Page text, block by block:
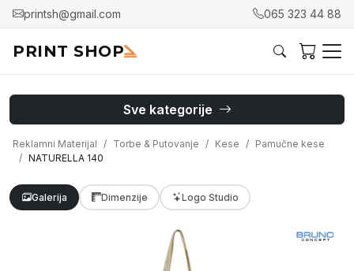
printsh@gmail.com 065 323 44 88
PRINT SHOP
Sve kategorije
Reklamni Materijal Torbe & Putovanje Kese
Pamučne kese
NATURELLA 140
Galerija Dimenzije Logo Studio